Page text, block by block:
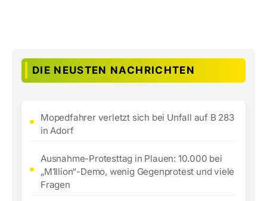
DIE NEUSTEN NACHRICHTEN
Mopedfahrer verletzt sich bei Unfall auf B 283
in Adorf
Ausnahme-Protesttag in Plauen: 10.000 bei
„M1llion“-Demo, wenig Gegenprotest und viele
Fragen